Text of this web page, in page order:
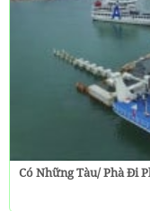
Có Những Tàu/ Phà Đi